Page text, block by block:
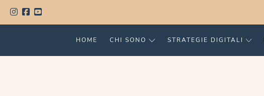
HOME CHI SONO STRATEGIE DIGITALI